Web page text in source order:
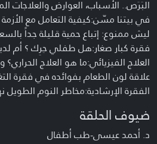
البَرَص.. الأسباب، العوارض والعلاجات
في بيتنا مسّن:كيفية التعامل مع الأزمة
ليش ممنوع: إتباع حمية قليلة جداً
فقرة كبار صغار:هل طفلي حِرِك ؟ أم
العلاج الفيزيائي:ما هو العلاج
علاقة لون الطعام بفوائده في فقرة
الفقرة الإرشادية:مخاطر النوم الطويل
ضيوف الحلقة
د. أحمد عيسى-طب أطفال